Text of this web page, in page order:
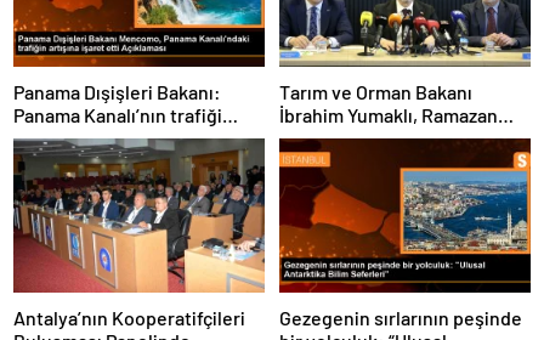
Panama Dışişleri Bakanı:
Panama Kanalı’nın trafiği
artıyor
Tarım ve Orman Bakanı
İbrahim Yumaklı, Ramazan
denetimlerini
sıklaştırdıklarını açıkladı
Antalya’nın Kooperatifçileri
Gezegenin sırlarının peşinde